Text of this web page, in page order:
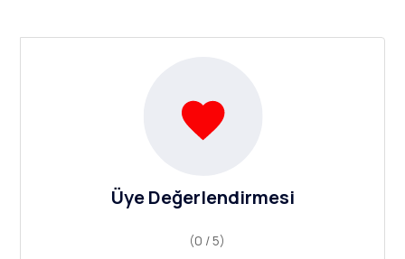
Üye Değerlendirmesi
(0 / 5)